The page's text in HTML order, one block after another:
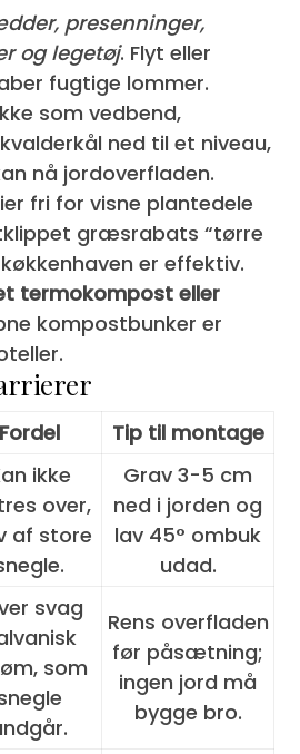
presenninger,
og legetøj. Flyt eller
fugtige lommer.
som vedbend,
ned til et niveau,
nå jordoverfladen.
fri for visne plantedele
græsrabats “tørre
er effektiv.
termokompost eller
kompostbunker er
Fordel Tip til montage
ikke
over,
af store
Grav 3-5 cm
ned i jorden og
lav 45° ombuk
udad.
svag
som
Rens overfladen
før påsætning;
ingen jord må
bygge bro.